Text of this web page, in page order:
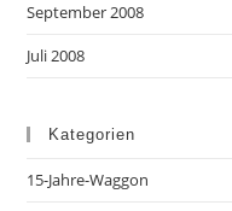
September 2008
Juli 2008
Kategorien
15-Jahre-Waggon